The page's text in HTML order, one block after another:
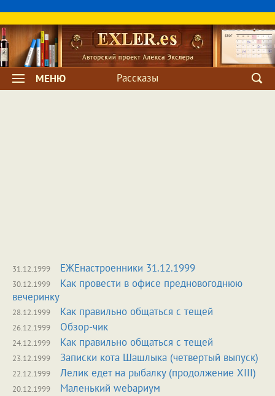
МЕНЮ Рассказы
31.12.1999 ЕЖЕнастроенники 31.12.1999
30.12.1999
Как провести в офисе предновогоднюю
вечеринку
28.12.1999 Как правильно общаться с тещей
26.12.1999 Обзор-чик
24.12.1999 Как правильно общаться с тещей
23.12.1999 Записки кота Шашлыка (четвертый выпуск)
22.12.1999 Лелик едет на рыбалку (продолжение XIII)
20.12.1999 Маленький webариум